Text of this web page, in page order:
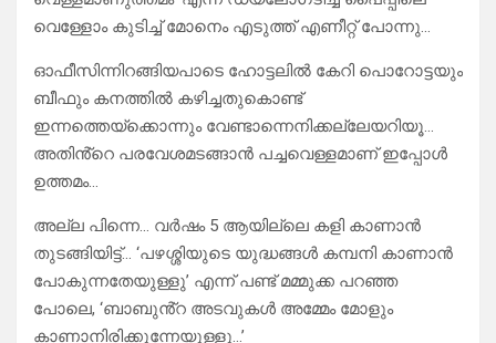
വെള്ളോം കുടിച്ച് മോനെം എടുത്ത് എണീറ്റ് പോന്നു…
ഓഫീസിന്നിറങ്ങിയപാടെ ഹോട്ടലിൽ കേറി പൊറോട്ടയും
ബീഫും കനത്തിൽ കഴിച്ചതുകൊണ്ട്
ഇന്നത്തെയ്ക്കൊന്നും വേണ്ടാന്നെനിക്കല്ലേയറിയൂ…
അതിൻ്റെ പരവേശമടങ്ങാൻ പച്ചവെള്ളമാണ് ഇപ്പോൾ
ഉത്തമം…
അല്ല പിന്നെ… വർഷം 5 ആയില്ലെ കളി കാണാൻ
തുടങ്ങിയിട്ട്… ‘പഴശ്ശിയുടെ യുദ്ധങ്ങൾ കമ്പനി കാണാൻ
പോകുന്നതേയുള്ളു’ എന്ന് പണ്ട് മമ്മുക്ക പറഞ്ഞ
പോലെ, ‘ബാബുൻ്റ അടവുകൾ അമ്മേം മോളും
കാണാനിരിക്കുന്നേയുള്ളു…’